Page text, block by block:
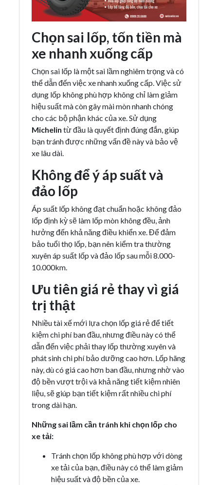
Chọn sai lốp, tốn tiền mà
xe nhanh xuống cấp
Chọn sai lốp là một sai lầm nghiêm trọng và có
thể dẫn đến việc xe nhanh xuống cấp. Việc sử
dụng lốp không phù hợp không chỉ làm giảm
hiệu suất mà còn gây mài mòn nhanh chóng
cho các bộ phận khác của xe. Sử dụng
Michelin từ đầu là quyết định đúng đắn, giúp
bạn tránh được những vấn đề này và bảo vệ
xe lâu dài.
Không để ý áp suất và
đảo lốp
Áp suất lốp không đạt chuẩn hoặc không đảo
lốp định kỳ sẽ làm lốp mòn không đều, ảnh
hưởng đến khả năng điều khiển xe. Để đảm
bảo tuổi thọ lốp, bạn nên kiểm tra thường
xuyên áp suất lốp và đảo lốp sau mỗi 8.000-
10.000km.
Ưu tiên giá rẻ thay vì giá
trị thật
Nhiều tài xế mới lựa chọn lốp giá rẻ để tiết
kiệm chi phí ban đầu, nhưng điều này có thể
dẫn đến việc phải thay lốp thường xuyên và
phát sinh chi phí bảo dưỡng cao hơn. Lốp hãng
này, dù có giá cao hơn ban đầu, nhưng nhờ vào
độ bền vượt trội và khả năng tiết kiệm nhiên
liệu, sẽ giúp bạn tiết kiệm rất nhiều chi phí
trong dài hạn.
Những sai lầm cần tránh khi chọn lốp cho
xe tải:
Tránh chọn lốp không phù hợp với dòng
xe tải của bạn, điều này có thể làm giảm
hiệu suất và độ bền của xe.